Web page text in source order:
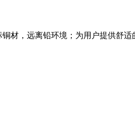
材，远离铅环境；为用户提供舒